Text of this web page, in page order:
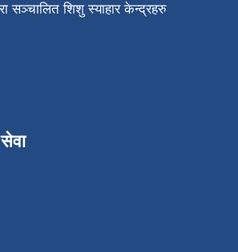
सञ्चालित शिशु स्याहार केन्द्रहरु